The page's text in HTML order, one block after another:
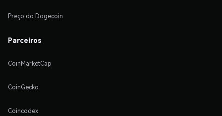
Preço do Dogecoin
Parceiros
CoinMarketCap
CoinGecko
Coincodex